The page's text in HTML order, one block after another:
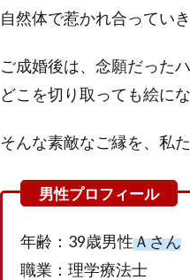
自然体で惹かれ合っていき
ご成婚後は、念願だった
どこを切り取っても絵に
そんな素敵なご縁を、私
年齢：39歳男性Ａさん
職業：理学療法士